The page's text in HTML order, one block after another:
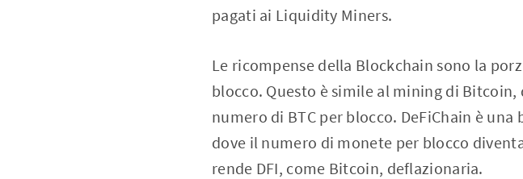
pagati ai Liquidity Miners.
Le ricompense della Blockchain sono la
blocco. Questo è simile al mining di
numero di BTC per blocco. DeFiChain è
dove il numero di monete per blocco
rende DFI, come Bitcoin, deflazionaria.